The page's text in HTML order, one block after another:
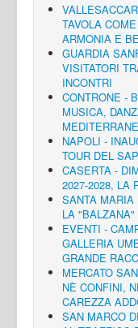
TAVOLA
ARMONIA E
GUARDIA
VISITATORI
INCONTRI
CONTRONE -
MUSICA,
NAPOLI -
TOUR DEL
CASERTA -
2027-2028, LA
SANTA
LA "BALZANA"
EVENTI -
GALLERIA
GRANDE
MERCATO
NÈ CONFINI,
CAREZZA
SAN MARCO